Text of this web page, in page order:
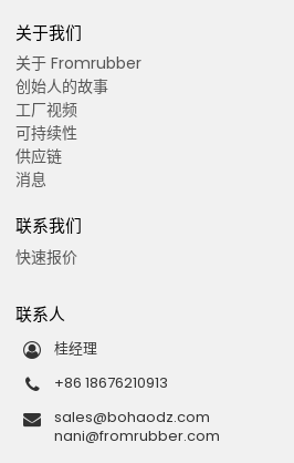
关于我们
关于 Fromrubber
创始人的故事
工厂视频
可持续性
供应链
消息
联系我们
快速报价
联系人
桂经理
+86 18676210913
sales@bohaodz.com
nani@fromrubber.com